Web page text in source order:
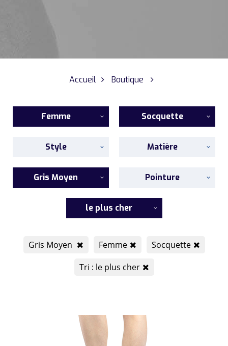
Accueil Boutique
Femme Socquette
Style Matière
Gris Moyen Pointure
le plus cher
Gris Moyen Femme
Socquette
Tri : le plus cher